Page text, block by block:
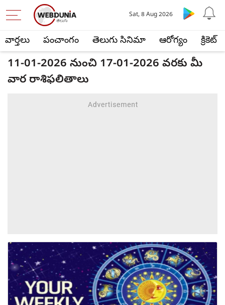
వార్తలు పంచాంగం తెలుగు సినిమా ఆరోగ్యం క్రికెట్
Sat, 8 Aug 2026
11-01-2026 నుంచి 17-01-2026 వరకు మీ
వార రాశిఫలితాలు